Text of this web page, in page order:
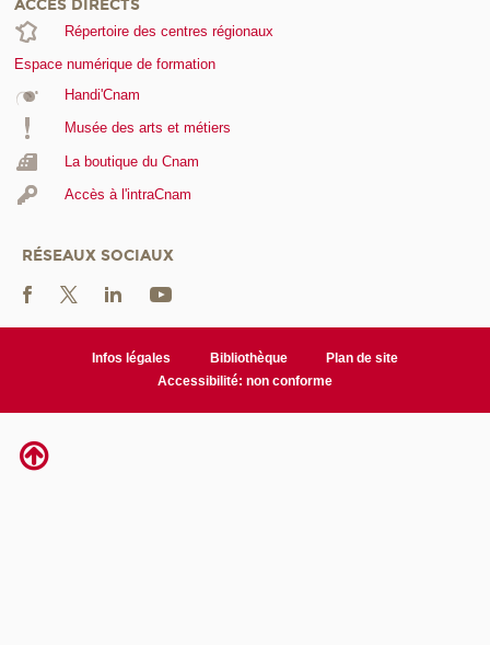
ACCÈS DIRECTS
Répertoire des centres régionaux
Espace numérique de formation
Handi'Cnam
Musée des arts et métiers
La boutique du Cnam
Accès à l'intraCnam
RÉSEAUX SOCIAUX
Infos légales Bibliothèque
Plan de site
Accessibilité: non conforme